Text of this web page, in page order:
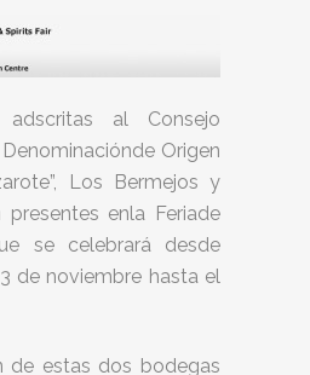
al Consejo
Origen
Los Bermejos y
presentes enla Feriade
se celebrará desde
de noviembre hasta el
de estas dos bodegas